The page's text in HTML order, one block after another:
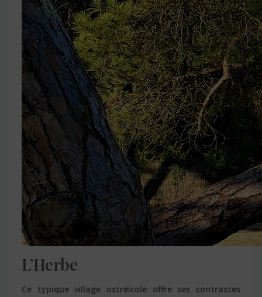
L’Herbe
Ce typique village ostréicole offre ses contrastes